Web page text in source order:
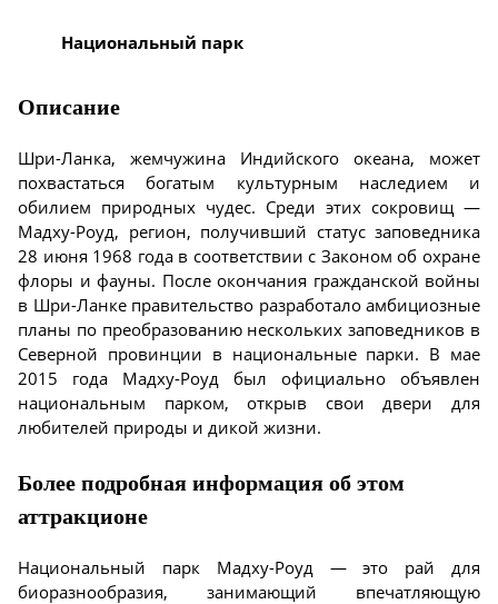
Национальный парк
Описание
Шри-Ланка, жемчужина Индийского океана, может
похвастаться богатым культурным наследием и
обилием природных чудес. Среди этих сокровищ —
Мадху-Роуд, регион, получивший статус заповедника
28 июня 1968 года в соответствии с Законом об охране
флоры и фауны. После окончания гражданской войны
в Шри-Ланке правительство разработало амбициозные
планы по преобразованию нескольких заповедников в
Северной провинции в национальные парки. В мае
2015 года Мадху-Роуд был официально объявлен
национальным парком, открыв свои двери для
любителей природы и дикой жизни.
Более подробная информация об этом
аттракционе
Национальный парк Мадху-Роуд — это рай для
биоразнообразия, занимающий впечатляющую